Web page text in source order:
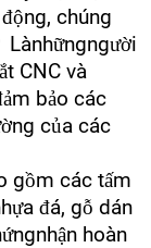
chúng
CNC và
bảo các
của các
gồm các tấm
đá, gỗ dán
hoàn